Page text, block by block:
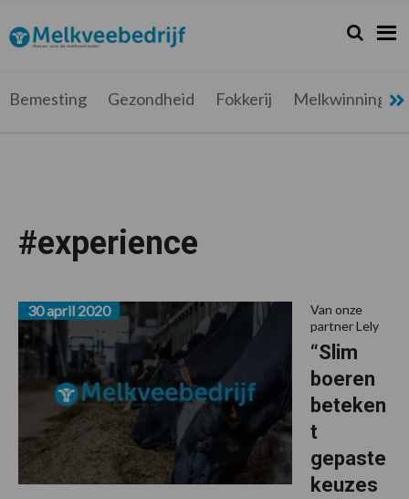
de
hoofdnavigatie
de
hoofd
de
eerste
de
voettekst
Melkveebedrijf.be
Nieuws
melkveehouder
Zoeken...
Zoek
Bemesting Gezondheid Fokkerij Melkwinning
#experience
Van onze
partner Lely
“Slim
boeren
beteken
t
gepaste
keuzes
30 april 2020